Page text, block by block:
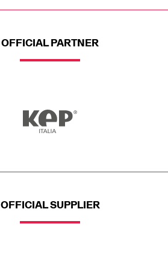
OFFICIAL PARTNER
OFFICIAL SUPPLIER